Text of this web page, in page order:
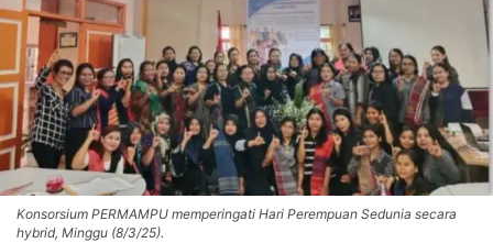
Konsorsium PERMAMPU memperingati Hari Perempuan Sedunia secara
hybrid, Minggu (8/3/25).